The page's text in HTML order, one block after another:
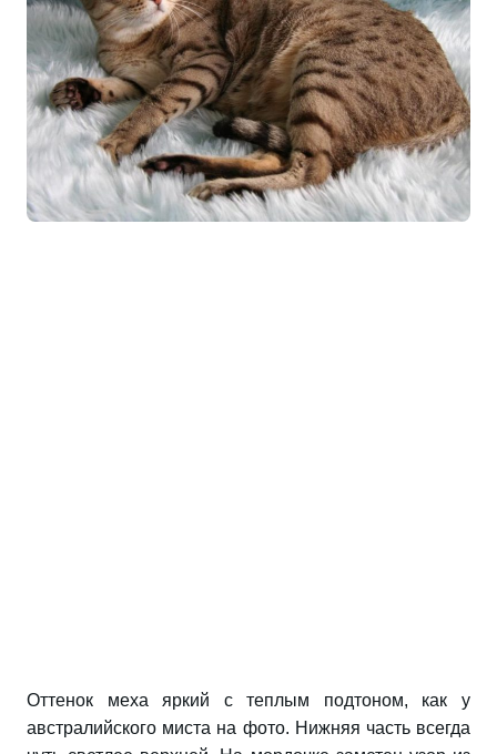
Оттенок меха яркий с теплым подтоном, как у
австралийского миста на фото. Нижняя часть всегда